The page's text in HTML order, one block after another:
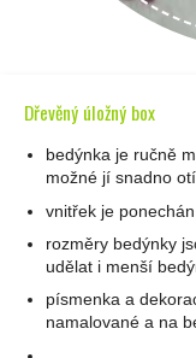
Dřevěný úložný box
bedýnka je ručně
možné jí snadno
vnitřek je
rozměry bedýnky
udělat i menší
písmenka a
namalované a na